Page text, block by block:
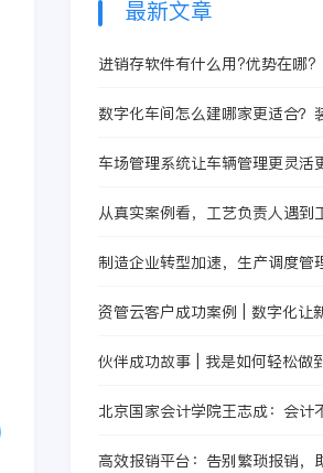
在选择
大问题
件才行
软件，
理，而
最新文章
进销存软件有什么用?优势在哪?
数字化车间怎么建哪家更适合？
车场管理系统让车辆管理更灵活
从真实案例看，工艺负责人遇到
制造企业转型加速，生产调度管
资管云客户成功案例 | 数字化让
伙伴成功故事 | 我是如何轻松做
北京国家会计学院王志成：会计
高效报销平台：告别繁琐报销，